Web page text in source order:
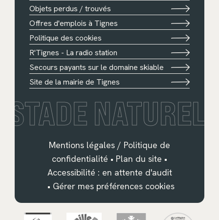
Objets perdus / trouvés
Offres d'emplois à Tignes
Politique des cookies
R'Tignes - La radio station
Secours payants sur le domaine skiable
Site de la mairie de Tignes
STADE NATUREL
Mentions légales / Politique de
confidentialité • Plan du site •
Accessibilité : en attente d'audit
• Gérer mes préférences cookies